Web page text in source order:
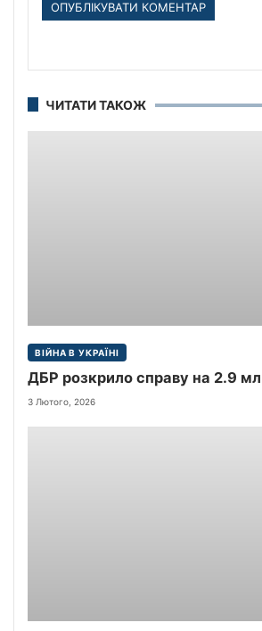
ЧИТАТИ ТАКОЖ
ВІЙНА В УКРАЇНІ
ДБР розкрило справу на 2.9
3 Лютого, 2026